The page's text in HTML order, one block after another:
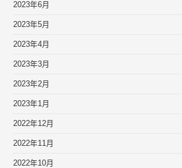
2023年6月
2023年5月
2023年4月
2023年3月
2023年2月
2023年1月
2022年12月
2022年11月
2022年10月